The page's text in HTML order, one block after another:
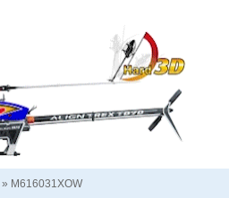
» M616031XOW